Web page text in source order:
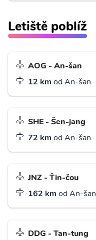
Letiště poblíž
AOG - An-šan
12 km od An-šan
SHE - Šen-jang
72 km od An-šan
JNZ - Ťin-čou
162 km od An-šan
DDG - Tan-tung